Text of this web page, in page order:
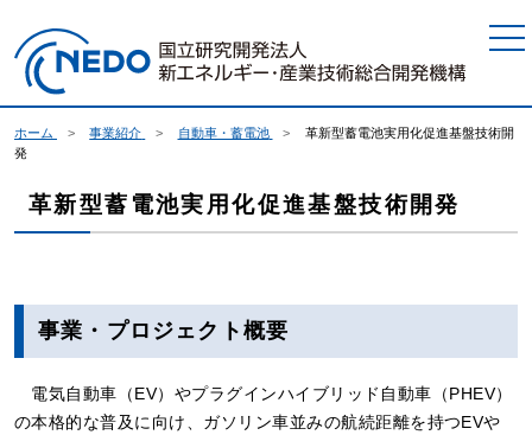
ホーム 事業紹介 自動車・蓄電池
革新型蓄電池実用化促進基盤技術開
発
革新型蓄電池実用化促進基盤技術開発
事業・プロジェクト概要
電気自動車（EV）やプラグインハイブリッド自動車（PHEV）
の本格的な普及に向け、ガソリン車並みの航続距離を持つEVや